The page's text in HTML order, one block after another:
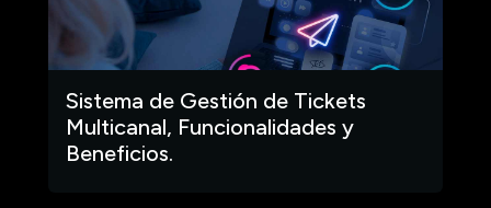
Sistema de Gestión de Tickets
Multicanal, Funcionalidades y
Beneficios.